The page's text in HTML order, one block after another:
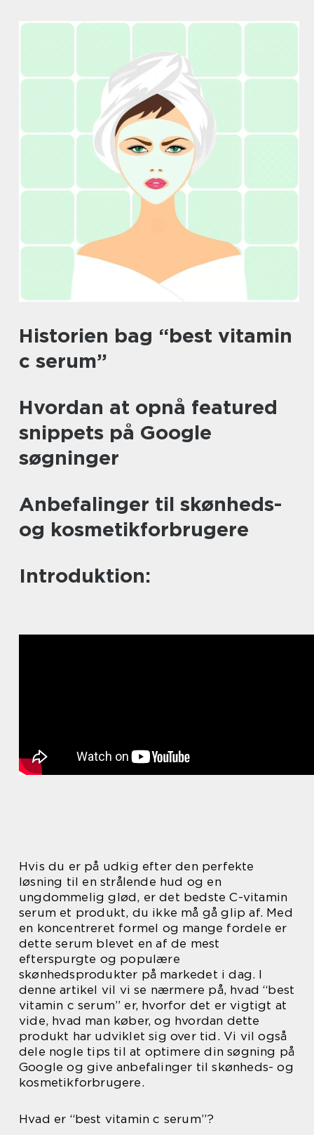
Historien bag “best vitamin
c serum”
Hvordan at opnå featured
snippets på Google
søgninger
Anbefalinger til skønheds-
og kosmetikforbrugere
Introduktion:
Hvis du er på udkig efter den perfekte
løsning til en strålende hud og en
ungdommelig glød, er det bedste C-vitamin
serum et produkt, du ikke må gå glip af. Med
en koncentreret formel og mange fordele er
dette serum blevet en af de mest
efterspurgte og populære
skønhedsprodukter på markedet i dag. I
denne artikel vil vi se nærmere på, hvad “best
vitamin c serum” er, hvorfor det er vigtigt at
vide, hvad man køber, og hvordan dette
produkt har udviklet sig over tid. Vi vil også
dele nogle tips til at optimere din søgning på
Google og give anbefalinger til skønheds- og
kosmetikforbrugere.
Hvad er “best vitamin c serum”?